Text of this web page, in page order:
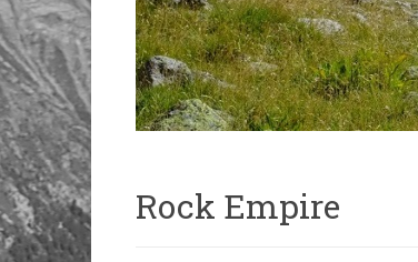
Rock Empire